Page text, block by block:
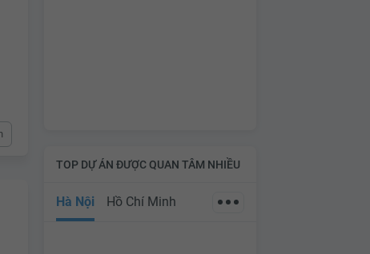
TOP DỰ ÁN ĐƯỢC QUAN TÂM NHIỀU
Hà Nội Hồ Chí Minh